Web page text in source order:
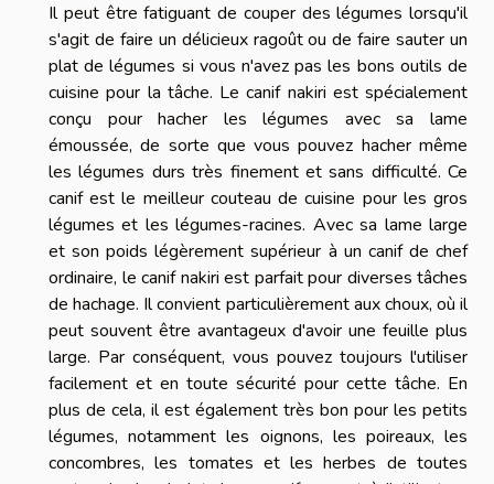
Il peut être fatiguant de couper des légumes lorsqu'il
s'agit de faire un délicieux ragoût ou de faire sauter un
plat de légumes si vous n'avez pas les bons outils de
cuisine pour la tâche. Le canif nakiri est spécialement
conçu pour hacher les légumes avec sa lame
émoussée, de sorte que vous pouvez hacher même
les légumes durs très finement et sans difficulté. Ce
canif est le meilleur couteau de cuisine pour les gros
légumes et les légumes-racines. Avec sa lame large
et son poids légèrement supérieur à un canif de chef
ordinaire, le canif nakiri est parfait pour diverses tâches
de hachage. Il convient particulièrement aux choux, où il
peut souvent être avantageux d'avoir une feuille plus
large. Par conséquent, vous pouvez toujours l'utiliser
facilement et en toute sécurité pour cette tâche. En
plus de cela, il est également très bon pour les petits
légumes, notamment les oignons, les poireaux, les
concombres, les tomates et les herbes de toutes